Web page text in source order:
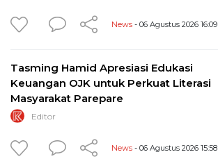
News - 06 Agustus 2026 16:09
Tasming Hamid Apresiasi Edukasi
Keuangan OJK untuk Perkuat Literasi
Masyarakat Parepare
Editor
News - 06 Agustus 2026 15:58